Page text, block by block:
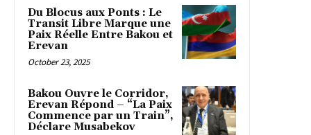
Du Blocus aux Ponts : Le
Transit Libre Marque une
Paix Réelle Entre Bakou et
Erevan
October 23, 2025
Bakou Ouvre le Corridor,
Erevan Répond – “La Paix
Commence par un Train”,
Déclare Musabekov